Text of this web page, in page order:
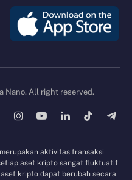
Nano. All right reserved.
InstagramYouTubeLinkedInTikTok
aktivitas transaksi
aset kripto sangat fluktuatif
kripto dapat berubah secara